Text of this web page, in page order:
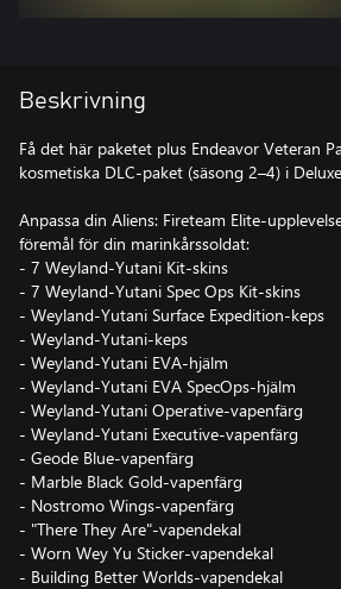
Beskrivning
Få det här paketet plus Endeavor Veteran
kosmetiska DLC-paket (säsong 2–4) i
Anpassa din Aliens: Fireteam Elite-
föremål för din marinkårssoldat:
- 7 Weyland-Yutani Kit-skins
- 7 Weyland-Yutani Spec Ops Kit-skins
- Weyland-Yutani Surface Expedition-keps
- Weyland-Yutani-keps
- Weyland-Yutani EVA-hjälm
- Weyland-Yutani EVA SpecOps-hjälm
- Weyland-Yutani Operative-vapenfärg
- Weyland-Yutani Executive-vapenfärg
- Geode Blue-vapenfärg
- Marble Black Gold-vapenfärg
- Nostromo Wings-vapenfärg
- "There They Are"-vapendekal
- Worn Wey Yu Sticker-vapendekal
- Building Better Worlds-vapendekal